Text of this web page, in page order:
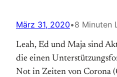
März 31, 2020•8 Minuten
Leah, Ed und Maja sind
die einen
Not in Zeiten von Corona